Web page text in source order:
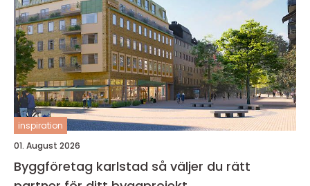
inspiration
01. August 2026
Byggföretag karlstad så väljer du rätt